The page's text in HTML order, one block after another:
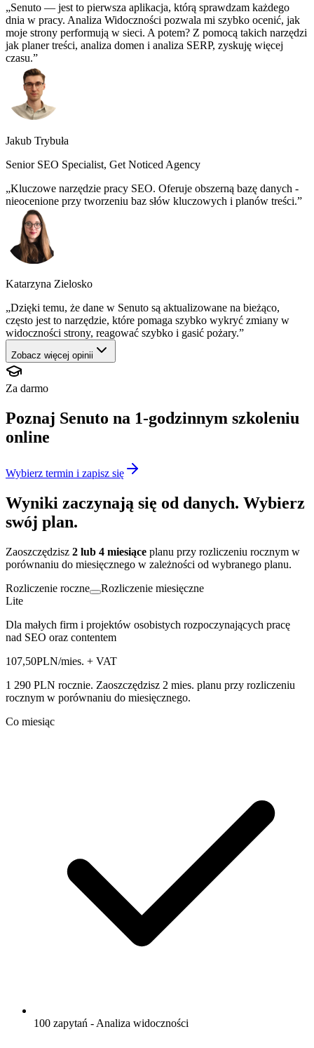
Senuto — jest to pierwsza aplikacja, którą sprawdzam każdego
dnia w pracy. Analiza Widoczności pozwala mi szybko ocenić, jak
moje strony performują w sieci. A potem? Z pomocą takich narzędzi
jak planer treści, analiza domen i analiza SERP, zyskuję więcej
czasu.
Jakub Trybuła
Senior SEO Specialist, Get Noticed Agency
Kluczowe narzędzie pracy SEO. Oferuje obszerną bazę danych -
nieocenione przy tworzeniu baz słów kluczowych i planów treści.
Katarzyna Zielosko
Dzięki temu, że dane w Senuto są aktualizowane na bieżąco,
często jest to narzędzie, które pomaga szybko wykryć zmiany w
widoczności strony, reagować szybko i gasić pożary.
Zobacz więcej opinii
Za darmo
Poznaj Senuto na 1-godzinnym szkoleniu
online
Wybierz termin i zapisz się
Wyniki zaczynają się od danych. Wybierz
swój plan.
Zaoszczędzisz 2 lub 4 miesiące planu przy rozliczeniu rocznym w
porównaniu do miesięcznego w zależności od wybranego planu.
Rozliczenie roczne
Rozliczenie miesięczne
Lite
Dla małych firm i projektów osobistych rozpoczynających pracę
nad SEO oraz contentem
107,50PLN/mies. + VAT
1 290 PLN rocznie. Zaoszczędzisz 2 mies. planu przy rozliczeniu
rocznym w porównaniu do miesięcznego.
Co miesiąc
100 zapytań - Analiza widoczności